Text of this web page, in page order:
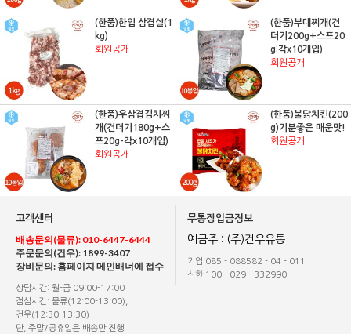
(한품)한입 삼겹살(1
kg)
회원공개
(한품)부대찌개(건
더기200g+스프20
g:각x10개입)
회원공개
(한품)우삼겹김치찌
개(건더기180g+스
프20g-각x10개입)
회원공개
(한품)불닭치킨(200
g)기분좋은 매운맛!
회원공개
고객센터
배송문의(물류): 010-6447-6444
주문문의(건우): 1899-3407
장비문의: 홈페이지 메인배너에 접수
상담시간: 월-금 09:00-17:00
점심시간: 물류(12:00-13:00),
건우(12:30-13:30)
단, 주말/공휴일은 배송만 진행
무통장입금정보
예금주 : (주)건우유통
기업 085 - 088582 - 04 - 011
신한 100 - 029 - 332990